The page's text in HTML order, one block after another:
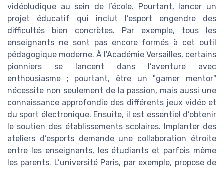
vidéoludique au sein de l’école. Pourtant, lancer un
projet éducatif qui inclut l’esport engendre des
difficultés bien concrètes. Par exemple, tous les
enseignants ne sont pas encore formés à cet outil
pédagogique moderne. À l'Académie Versailles, certains
pionniers se lancent dans l’aventure avec
enthousiasme ; pourtant, être un "gamer mentor"
nécessite non seulement de la passion, mais aussi une
connaissance approfondie des différents jeux vidéo et
du sport électronique. Ensuite, il est essentiel d’obtenir
le soutien des établissements scolaires. Implanter des
ateliers d’esports demande une collaboration étroite
entre les enseignants, les étudiants et parfois même
les parents. L’université Paris, par exemple, propose de